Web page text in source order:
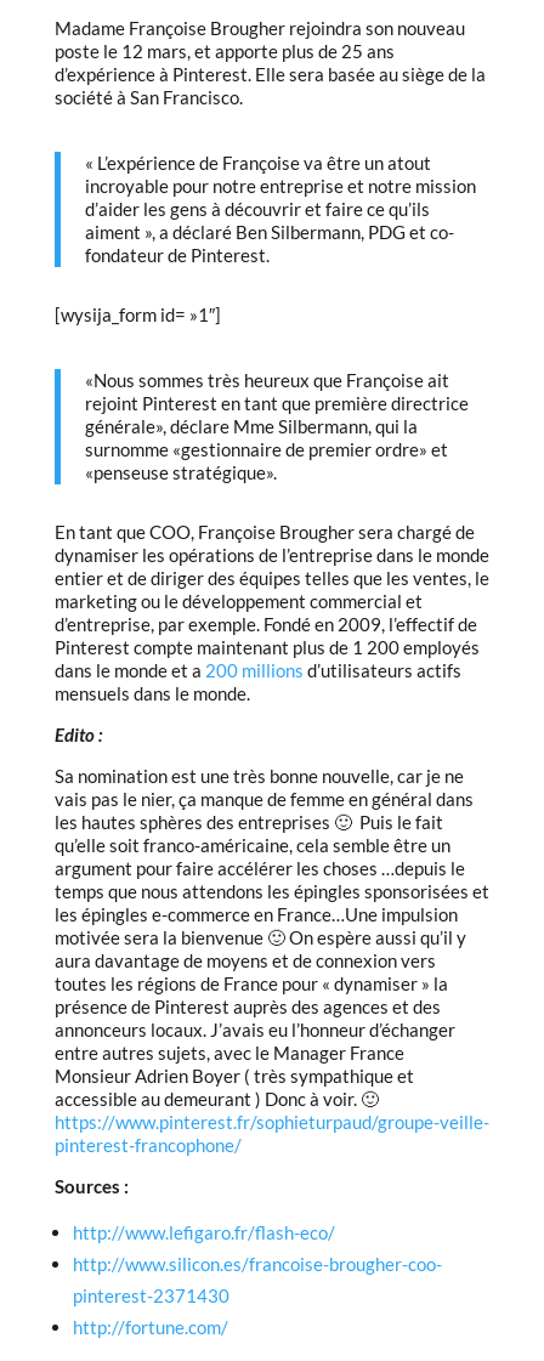
Madame Françoise Brougher rejoindra son nouveau
poste le 12 mars, et apporte plus de 25 ans
d’expérience à Pinterest. Elle sera basée au siège de la
société à San Francisco.
« L’expérience de Françoise va être un atout
incroyable pour notre entreprise et notre mission
d’aider les gens à découvrir et faire ce qu’ils
aiment », a déclaré Ben Silbermann, PDG et co-
fondateur de Pinterest.
[wysija_form id= »1″]
«Nous sommes très heureux que Françoise ait
rejoint Pinterest en tant que première directrice
générale», déclare Mme Silbermann, qui la
surnomme «gestionnaire de premier ordre» et
«penseuse stratégique».
En tant que COO, Françoise Brougher sera chargé de
dynamiser les opérations de l’entreprise dans le monde
entier et de diriger des équipes telles que les ventes, le
marketing ou le développement commercial et
d’entreprise, par exemple. Fondé en 2009, l’effectif de
Pinterest compte maintenant plus de 1 200 employés
dans le monde et a 200 millions d’utilisateurs actifs
mensuels dans le monde.
Edito :
Sa nomination est une très bonne nouvelle, car je ne
vais pas le nier, ça manque de femme en général dans
les hautes sphères des entreprises 🙂 Puis le fait
qu’elle soit franco-américaine, cela semble être un
argument pour faire accélérer les choses …depuis le
temps que nous attendons les épingles sponsorisées et
les épingles e-commerce en France…Une impulsion
motivée sera la bienvenue 🙂 On espère aussi qu’il y
aura davantage de moyens et de connexion vers
toutes les régions de France pour « dynamiser » la
présence de Pinterest auprès des agences et des
annonceurs locaux. J’avais eu l’honneur d’échanger
entre autres sujets, avec le Manager France
Monsieur Adrien Boyer ( très sympathique et
accessible au demeurant ) Donc à voir. 🙂
https://www.pinterest.fr/sophieturpaud/groupe-veille-
pinterest-francophone/
Sources :
http://www.lefigaro.fr/flash-eco/
http://www.silicon.es/francoise-brougher-coo-
pinterest-2371430
http://fortune.com/